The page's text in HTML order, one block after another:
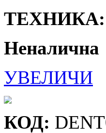
ТЕХНИКА:
Неналична
УВЕЛИЧИ
КОД: